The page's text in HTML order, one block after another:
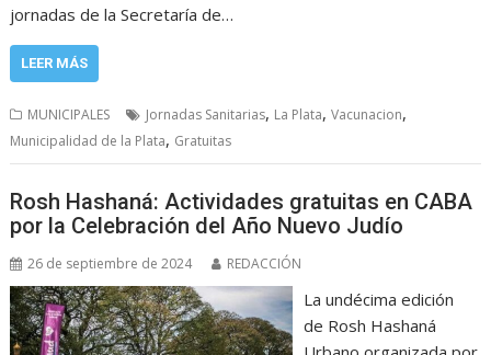
jornadas de la Secretaría de…
LEER MÁS
MUNICIPALES Jornadas Sanitarias, La Plata,Vacunacion,
Municipalidad de la Plata, Gratuitas
Rosh Hashaná: Actividades gratuitas en CABA
por la Celebración del Año Nuevo Judío
26 de septiembre de 2024 REDACCIÓN
La undécima edición
de Rosh Hashaná